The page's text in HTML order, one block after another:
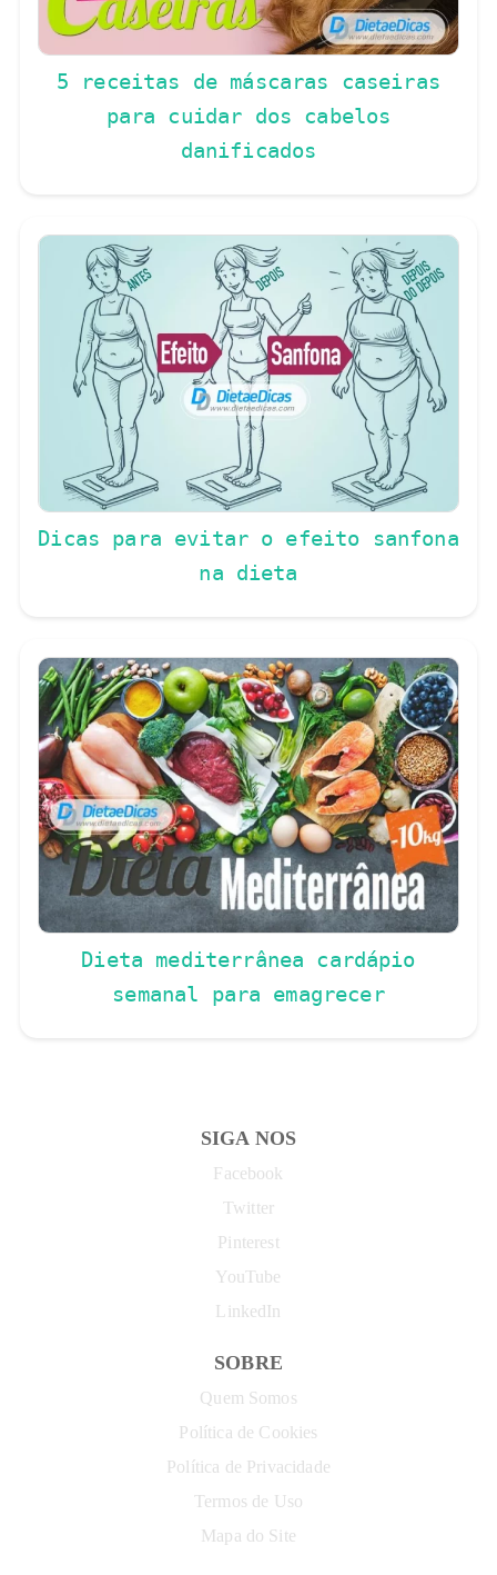
5 receitas de máscaras caseiras
para cuidar dos cabelos
danificados
Dicas para evitar o efeito sanfona
na dieta
Dieta mediterrânea cardápio
semanal para emagrecer
SIGA NOS
Facebook
Twitter
Pinterest
YouTube
LinkedIn
SOBRE
Quem Somos
Política de Cookies
Política de Privacidade
Termos de Uso
Mapa do Site